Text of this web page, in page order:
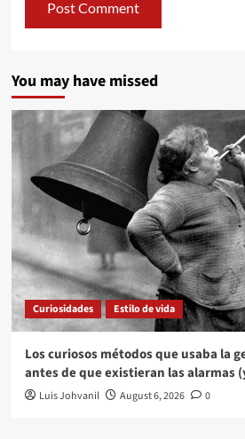
You may have missed
Curiosidades Estilo de vida
Los curiosos métodos que usaba la
antes de que existieran las alarmas
Luis Johvanil August 6, 2026 0